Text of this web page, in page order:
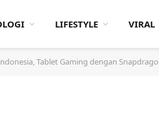
LIFESTYLE VIRAL
Tablet Gaming dengan